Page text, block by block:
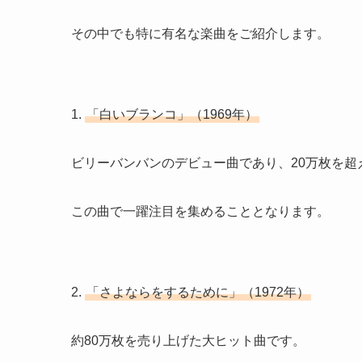
その中でも特に有名な楽曲をご紹介します。
1. 「白いブランコ」（1969年）
ビリーバンバンのデビュー曲であり、20万枚を超
この曲で一躍注目を集めることとなります。
2. 「さよならをするために」（1972年）
約80万枚を売り上げた大ヒット曲です。